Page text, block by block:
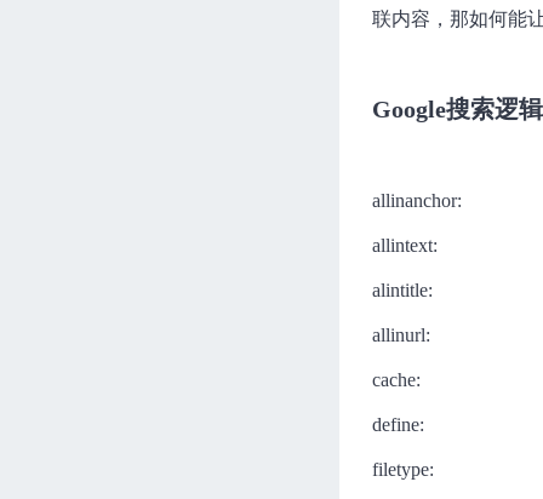
联内容，那如何能
Google搜索逻
allinanchor:
allintext:
alintitle:
allinurl:
cache:
define:
filetype: